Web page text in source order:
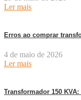
Ler mais
Erros ao comprar
4 de maio de 2026
Ler mais
Transformador 150